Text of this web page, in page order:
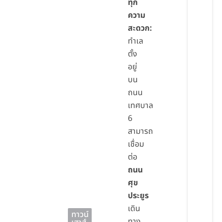
ทาวน์
ทุก
ความ
สะดวก:
ทำเล
ตั้ง
อยู่
บน
ถนน
เทศบาล
6
สามารถ
เชื่อม
ต่อ
ถนน
ศุข
ประยูร
เดิน